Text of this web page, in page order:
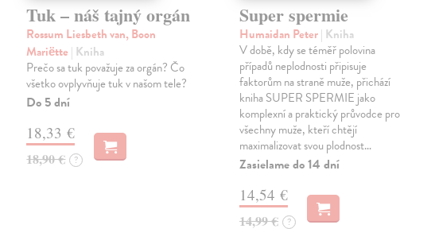
Tuk – náš tajný orgán
Rossum Liesbeth van, Boon
Mariëtte | Kniha
Prečo sa tuk považuje za orgán? Čo
všetko ovplyvňuje tuk v našom tele?
Do 5 dní
18,33 €
18,90 € ?
Super spermie
Humaidan Peter| Kniha
V době, kdy se téměř polovina
případů neplodnosti připisuje
faktorům na straně muže, přichází
kniha SUPER SPERMIE jako
komplexní a praktický průvodce pro
všechny muže, kteří chtějí
maximalizovat svou plodnost…
Zasielame do 14 dní
14,54 €
14,99 € ?